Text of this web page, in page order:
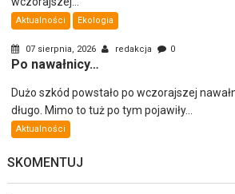
Aktualności Ekologia
07 sierpnia, 2026 redakcja 0
Po nawałnicy…
Dużo szkód powstało po wczorajszej
długo. Mimo to tuż po tym pojawiły...
Aktualności
SKOMENTUJ